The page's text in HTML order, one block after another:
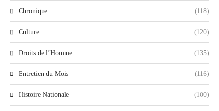
Chronique (118)
Culture (120)
Droits de l’Homme (135)
Entretien du Mois (116)
Histoire Nationale (100)